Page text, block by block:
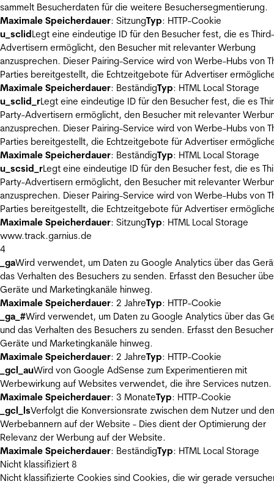
sammelt Besucherdaten für die weitere Besuchersegmentierung.
Maximale Speicherdauer: SitzungTyp: HTTP-Cookie
u_sclidLegt eine eindeutige ID für den Besucher fest, die es
Advertisern ermöglicht, den Besucher mit relevanter Werbung
anzusprechen. Dieser Pairing-Service wird von Werbe-Hubs von
Parties bereitgestellt, die Echtzeitgebote für Advertiser
Maximale Speicherdauer: BeständigTyp: HTML Local Storage
u_sclid_rLegt eine eindeutige ID für den Besucher fest, die es
Party-Advertisern ermöglicht, den Besucher mit relevanter
anzusprechen. Dieser Pairing-Service wird von Werbe-Hubs von
Parties bereitgestellt, die Echtzeitgebote für Advertiser
Maximale Speicherdauer: BeständigTyp: HTML Local Storage
u_scsid_rLegt eine eindeutige ID für den Besucher fest, die es
Party-Advertisern ermöglicht, den Besucher mit relevanter
anzusprechen. Dieser Pairing-Service wird von Werbe-Hubs von
Parties bereitgestellt, die Echtzeitgebote für Advertiser
Maximale Speicherdauer: SitzungTyp: HTML Local Storage
www.track.garnius.de
4
_gaWird verwendet, um Daten zu Google Analytics über das
das Verhalten des Besuchers zu senden. Erfasst den Besucher
Geräte und Marketingkanäle hinweg.
Maximale Speicherdauer: 2 JahreTyp: HTTP-Cookie
_ga_#Wird verwendet, um Daten zu Google Analytics über das
und das Verhalten des Besuchers zu senden. Erfasst den
Geräte und Marketingkanäle hinweg.
Maximale Speicherdauer: 2 JahreTyp: HTTP-Cookie
_gcl_auWird von Google AdSense zum Experimentieren mit
Werbewirkung auf Websites verwendet, die ihre Services nutzen.
Maximale Speicherdauer: 3 MonateTyp: HTTP-Cookie
_gcl_lsVerfolgt die Konversionsrate zwischen dem Nutzer und den
Werbebannern auf der Website - Dies dient der Optimierung der
Relevanz der Werbung auf der Website.
Maximale Speicherdauer: BeständigTyp: HTML Local Storage
Nicht klassifiziert 8
Nicht klassifizierte Cookies sind Cookies, die wir gerade